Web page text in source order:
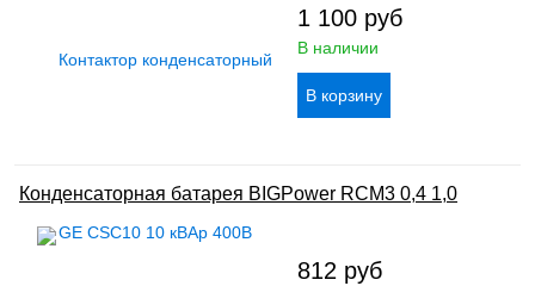
1 100 руб
В наличии
Конденсаторная батарея BIGPower RCM3 0,4 1,0
812 руб